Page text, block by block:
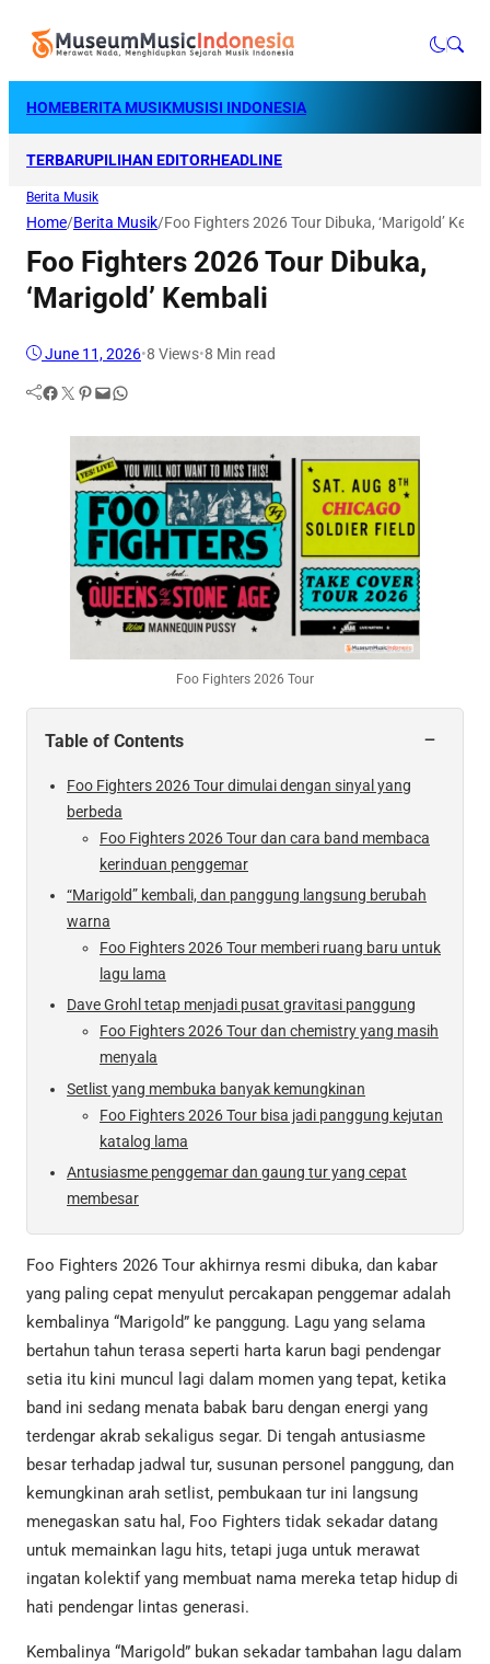
HOMEBERITA MUSIKMUSISI INDONESIA
TERBARUPILIHAN EDITORHEADLINE
Berita Musik
Home/Berita Musik/Foo Fighters 2026 Tour Dibuka, ‘Marigold’
Foo Fighters 2026 Tour Dibuka,
‘Marigold’ Kembali
June 11, 2026•8 Views•8 Min read
Facebook Twitter Pinterest Mail WhatsApp
Foo Fighters 2026 Tour
Table of Contents −
Foo Fighters 2026 Tour dimulai dengan sinyal yang
berbeda
Foo Fighters 2026 Tour dan cara band membaca
kerinduan penggemar
“Marigold” kembali, dan panggung langsung berubah
warna
Foo Fighters 2026 Tour memberi ruang baru untuk
lagu lama
Dave Grohl tetap menjadi pusat gravitasi panggung
Foo Fighters 2026 Tour dan chemistry yang masih
menyala
Setlist yang membuka banyak kemungkinan
Foo Fighters 2026 Tour bisa jadi panggung kejutan
katalog lama
Antusiasme penggemar dan gaung tur yang cepat
membesar
Foo Fighters 2026 Tour akhirnya resmi dibuka, dan kabar
yang paling cepat menyulut percakapan penggemar adalah
kembalinya “Marigold” ke panggung. Lagu yang selama
bertahun tahun terasa seperti harta karun bagi pendengar
setia itu kini muncul lagi dalam momen yang tepat, ketika
band ini sedang menata babak baru dengan energi yang
terdengar akrab sekaligus segar. Di tengah antusiasme
besar terhadap jadwal tur, susunan personel panggung, dan
kemungkinan arah setlist, pembukaan tur ini langsung
menegaskan satu hal, Foo Fighters tidak sekadar datang
untuk memainkan lagu hits, tetapi juga untuk merawat
ingatan kolektif yang membuat nama mereka tetap hidup di
hati pendengar lintas generasi.
Kembalinya “Marigold” bukan sekadar tambahan lagu dalam